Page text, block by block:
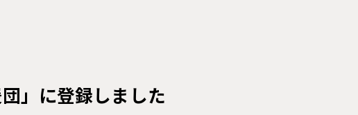
」に登録しました